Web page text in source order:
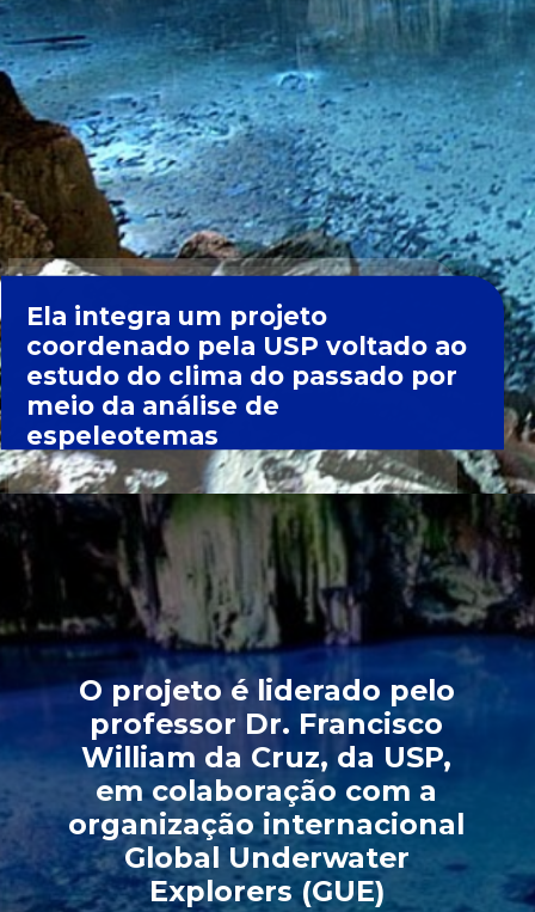
Ela integra um projeto
coordenado pela USP voltado ao
estudo do clima do passado por
meio da análise de
espeleotemas
O projeto é liderado pelo
professor Dr. Francisco
William da Cruz, da USP,
em colaboração com a
organização internacional
Global Underwater
Explorers (GUE)